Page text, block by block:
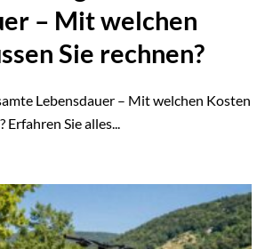
– Mit welchen
Sie rechnen?
Lebensdauer – Mit welchen Kosten
Erfahren Sie alles...